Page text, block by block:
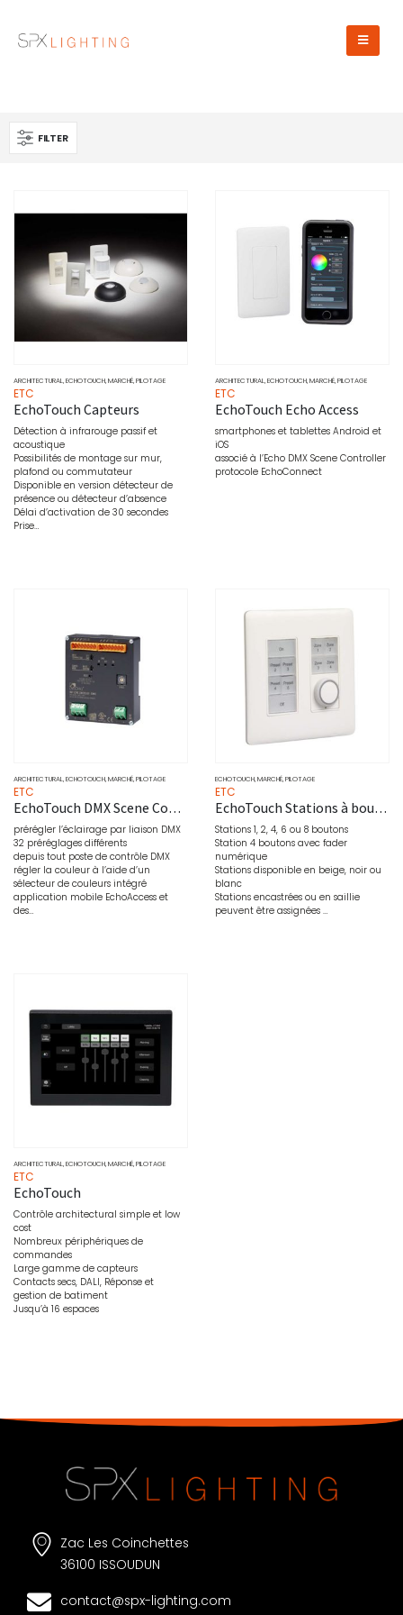
FILTER
ARCHITECTURAL,ECHOTOUCH,MARCHÉ,PILOTAGE
ETC
EchoTouch Capteurs
Détection à infrarouge passif et
acoustique
Possibilités de montage sur mur,
plafond ou commutateur
Disponible en version détecteur de
présence ou détecteur d’absence
Délai d’activation de 30 secondes
Prise…
ARCHITECTURAL,ECHOTOUCH,MARCHÉ,PILOTAGE
ETC
EchoTouch Echo Access
smartphones et tablettes Android et
iOS
associé à l’Echo DMX Scene Controller
protocole EchoConnect
ARCHITECTURAL,ECHOTOUCH,MARCHÉ,PILOTAGE
ETC
EchoTouch DMX Scene Controller
prérégler l’éclairage par liaison DMX
32 préréglages différents
depuis tout poste de contrôle DMX
régler la couleur à l’aide d’un
sélecteur de couleurs intégré
application mobile EchoAccess et
des…
ECHOTOUCH,MARCHÉ,PILOTAGE
ETC
EchoTouch Stations à boutons
Stations 1, 2, 4, 6 ou 8 boutons
Station 4 boutons avec fader
numérique
Stations disponible en beige, noir ou
blanc
Stations encastrées ou en saillie
peuvent être assignées …
ARCHITECTURAL,ECHOTOUCH,MARCHÉ,PILOTAGE
ETC
EchoTouch
Contrôle architectural simple et low
cost
Nombreux périphériques de
commandes
Large gamme de capteurs
Contacts secs, DALI, Réponse et
gestion de batiment
Jusqu’à 16 espaces
Zac Les Coinchettes
36100 ISSOUDUN
contact@spx-lighting.com